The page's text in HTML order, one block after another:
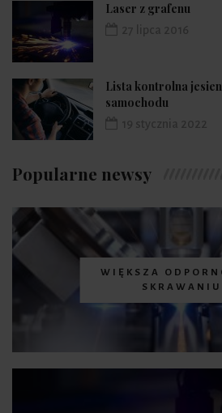
Laser z grafenu
Lista kontrolna
samochodu
Popularne newsy
WIĘKSZA
SKRAWANIU